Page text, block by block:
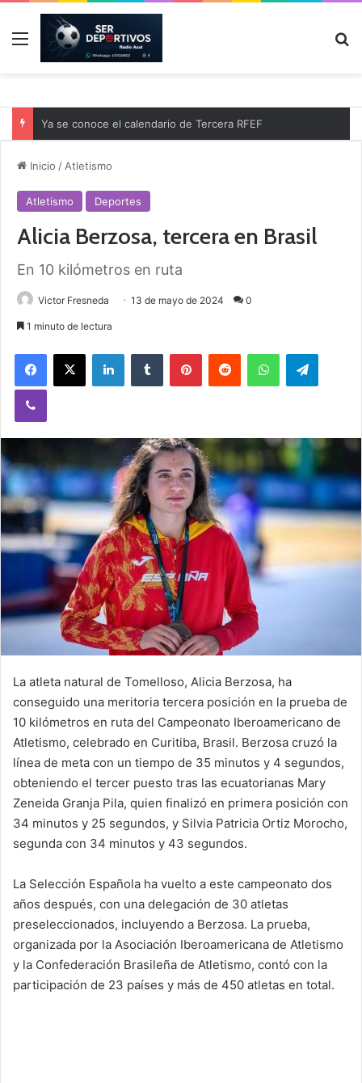
Menú
Ya se conoce el calendario de Tercera RFEF
Inicio / Atletismo
Atletismo Deportes
Alicia Berzosa, tercera en Brasil
En 10 kilómetros en ruta
Victor Fresneda 13 de mayo de 2024 0
1 minuto de lectura
La atleta natural de Tomelloso, Alicia Berzosa, ha
conseguido una meritoria tercera posición en la prueba de
10 kilómetros en ruta del Campeonato Iberoamericano de
Atletismo, celebrado en Curitiba, Brasil. Berzosa cruzó la
línea de meta con un tiempo de 35 minutos y 4 segundos,
obteniendo el tercer puesto tras las ecuatorianas Mary
Zeneida Granja Pila, quien finalizó en primera posición con
34 minutos y 25 segundos, y Silvia Patricia Ortiz Morocho,
segunda con 34 minutos y 43 segundos.
La Selección Española ha vuelto a este campeonato dos
años después, con una delegación de 30 atletas
preseleccionados, incluyendo a Berzosa. La prueba,
organizada por la Asociación Iberoamericana de Atletismo
y la Confederación Brasileña de Atletismo, contó con la
participación de 23 países y más de 450 atletas en total.